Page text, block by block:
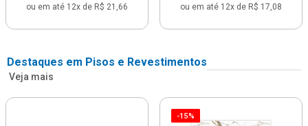
ou em até 12x de R$ 21,66 ou em até 12x de R$ 17,08
Destaques em Pisos e Revestimentos
Veja mais
-15%